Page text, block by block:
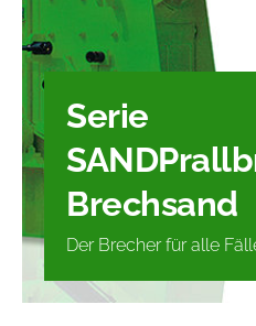
Serie
SAND
Brechsand
Der Brecher für alle